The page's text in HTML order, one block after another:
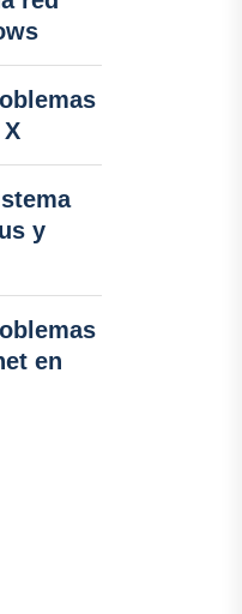
y
en